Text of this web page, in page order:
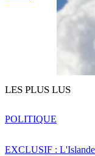
LES PLUS LUS
EXCLUSIF : L'Islande
POLITIQUE